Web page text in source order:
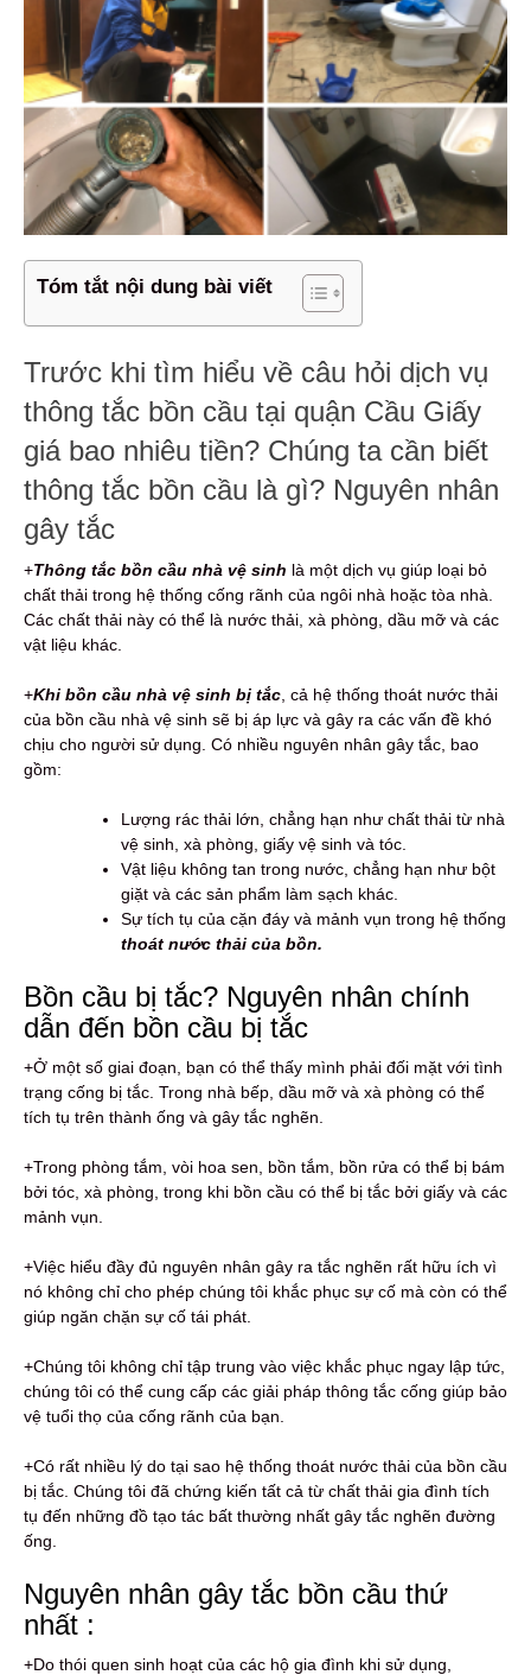
Tóm tắt nội dung bài viết
Trước khi tìm hiểu về câu hỏi dịch vụ
thông tắc bồn cầu tại quận Cầu Giấy
giá bao nhiêu tiền? Chúng ta cần biết
thông tắc bồn cầu là gì? Nguyên nhân
gây tắc
+Thông tắc bồn cầu nhà vệ sinh là một dịch vụ giúp loại bỏ
chất thải trong hệ thống cống rãnh của ngôi nhà hoặc tòa nhà.
Các chất thải này có thể là nước thải, xà phòng, dầu mỡ và các
vật liệu khác.
+Khi bồn cầu nhà vệ sinh bị tắc , cả hệ thống thoát nước thải
của bồn cầu nhà vệ sinh sẽ bị áp lực và gây ra các vấn đề khó
chịu cho người sử dụng. Có nhiều nguyên nhân gây tắc, bao
gồm:
Lượng rác thải lớn, chẳng hạn như chất thải từ nhà
vệ sinh, xà phòng, giấy vệ sinh và tóc.
Vật liệu không tan trong nước, chẳng hạn như bột
giặt và các sản phẩm làm sạch khác.
Sự tích tụ của cặn đáy và mảnh vụn trong hệ thống
thoát nước thải của bồn.
Bồn cầu bị tắc? Nguyên nhân chính
dẫn đến bồn cầu bị tắc
+Ở một số giai đoạn, bạn có thể thấy mình phải đối mặt với tình
trạng cống bị tắc. Trong nhà bếp, dầu mỡ và xà phòng có thể
tích tụ trên thành ống và gây tắc nghẽn.
+Trong phòng tắm, vòi hoa sen, bồn tắm, bồn rửa có thể bị bám
bởi tóc, xà phòng, trong khi bồn cầu có thể bị tắc bởi giấy và các
mảnh vụn.
+Việc hiểu đầy đủ nguyên nhân gây ra tắc nghẽn rất hữu ích vì
nó không chỉ cho phép chúng tôi khắc phục sự cố mà còn có thể
giúp ngăn chặn sự cố tái phát.
+Chúng tôi không chỉ tập trung vào việc khắc phục ngay lập tức,
chúng tôi có thể cung cấp các giải pháp thông tắc cống giúp bảo
vệ tuổi thọ của cống rãnh của bạn.
+Có rất nhiều lý do tại sao hệ thống thoát nước thải của bồn cầu
bị tắc. Chúng tôi đã chứng kiến ​​tất cả từ chất thải gia đình tích
tụ đến những đồ tạo tác bất thường nhất gây tắc nghẽn đường
ống.
Nguyên nhân gây tắc bồn cầu thứ
nhất :
+Do thói quen sinh hoạt của các hộ gia đình khi sử dụng,